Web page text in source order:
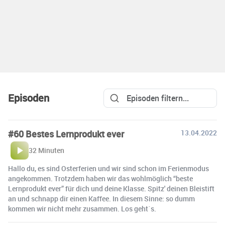
Episoden
#60 Bestes Lernprodukt ever
13.04.2022
32 Minuten
Hallo du, es sind Osterferien und wir sind schon im Ferienmodus
angekommen. Trotzdem haben wir das wohlmöglich “beste
Lernprodukt ever” für dich und deine Klasse. Spitz' deinen Bleistift
an und schnapp dir einen Kaffee. In diesem Sinne: so dumm
kommen wir nicht mehr zusammen. Los geht´s.